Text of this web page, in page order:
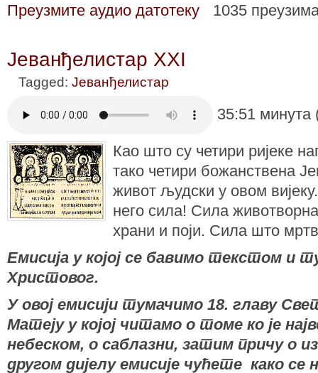
Преузмите аудио датотеку
1035
Јеванђелистар XXI
Tagged: Јеванђелистар
35:51
Као што су четири ријеке
тако четири божанствена
живот људски у овом
него сила! Сила
храни и поји. Сила што
Емисија у којој се бавимо текстом и
Христовог.
У овој емисији тумачимо 18. главу
Матеју у којој читамо о томе ко је
небеском, о саблазни, затим причу о
другом дијелу емисије чућете како се